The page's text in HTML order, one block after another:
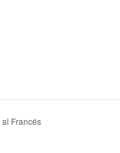
Francés